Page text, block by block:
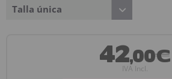
Talla única
42,00€
IVA Incl.